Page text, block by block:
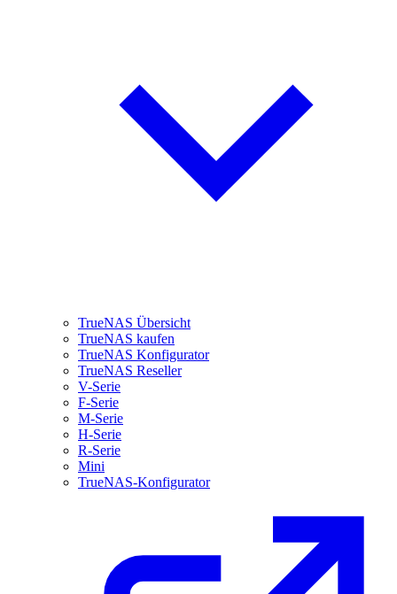
TrueNAS Übersicht
TrueNAS kaufen
TrueNAS Konfigurator
TrueNAS Reseller
V-Serie
F-Serie
M-Serie
H-Serie
R-Serie
Mini
TrueNAS-Konfigurator